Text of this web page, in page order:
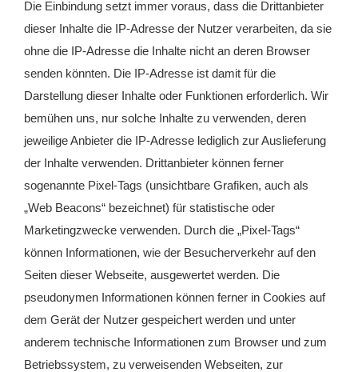
Die Einbindung setzt immer voraus, dass die Drittanbieter
dieser Inhalte die IP-Adresse der Nutzer verarbeiten, da sie
ohne die IP-Adresse die Inhalte nicht an deren Browser
senden könnten. Die IP-Adresse ist damit für die
Darstellung dieser Inhalte oder Funktionen erforderlich. Wir
bemühen uns, nur solche Inhalte zu verwenden, deren
jeweilige Anbieter die IP-Adresse lediglich zur Auslieferung
der Inhalte verwenden. Drittanbieter können ferner
sogenannte Pixel-Tags (unsichtbare Grafiken, auch als
„Web Beacons“ bezeichnet) für statistische oder
Marketingzwecke verwenden. Durch die „Pixel-Tags“
können Informationen, wie der Besucherverkehr auf den
Seiten dieser Webseite, ausgewertet werden. Die
pseudonymen Informationen können ferner in Cookies auf
dem Gerät der Nutzer gespeichert werden und unter
anderem technische Informationen zum Browser und zum
Betriebssystem, zu verweisenden Webseiten, zur